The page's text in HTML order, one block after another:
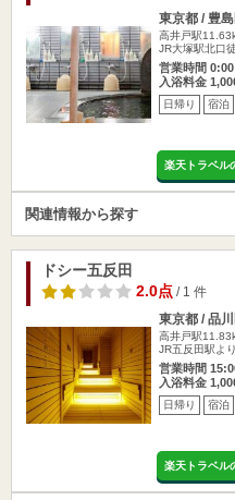
東京都 / 豊
高井戸駅
JR大塚駅北口
営業時間
入浴料金
日帰り 宿泊
楽天トラベル
関連情報から探す
ドシー五反田
2.0点/ 1 件
東京都 / 品
高井戸駅
JR五反田駅よ
営業時間
入浴料金
日帰り 宿泊
楽天トラベル